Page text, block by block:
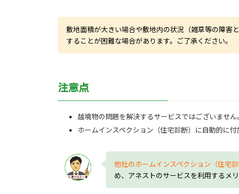
敷地面積が大きい場合や敷地内の状況（雑草等の障害
することが困難な場合があります。ご了承ください。
注意点
越境物の問題を解決するサービスではございませ
ホームインスペクション（住宅診断）に自動的に
他社のホームインスペクション（住宅
め、アネストのサービスを利用するメリ